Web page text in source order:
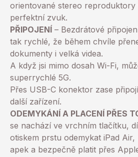
orientované stereo reproduktory
perfektní zvuk.
PŘIPOJENÍ – Bezdrátové
tak rychlé, že během chvíle
dokumenty i velká videa.
A když jsi mimo dosah Wi-Fi,
superrychlé 5G.
Přes USB-C konektor zase
další zařízení.
ODEMYKÁNÍ A PLACENÍ PŘES
se nachází ve vrchním tlačítku,
otiskem prstu odemykat iPad Air,
apek a bezpečně platit přes